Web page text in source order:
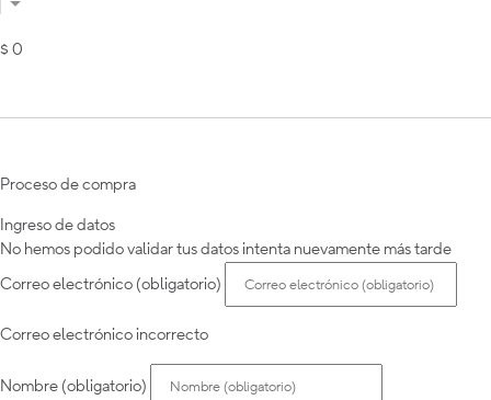
$ 0
Proceso de compra
Ingreso de datos
No hemos podido validar tus datos intenta nuevamente más tarde
Correo electrónico (obligatorio)
Correo electrónico incorrecto
Nombre (obligatorio)